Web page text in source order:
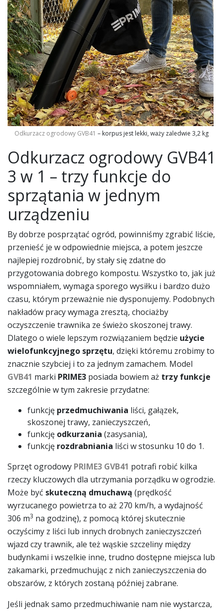
Odkurzacz ogrodowy GVB41 – korpus jest lekki, waży zaledwie 3,2 kg
Odkurzacz ogrodowy GVB41
3 w 1 – trzy funkcje do
sprzątania w jednym
urządzeniu
By dobrze posprzątać ogród, powinniśmy zgrabić liście,
przenieść je w odpowiednie miejsca, a potem jeszcze
najlepiej rozdrobnić, by stały się zdatne do
przygotowania dobrego kompostu. Wszystko to, jak już
wspomniałem, wymaga sporego wysiłku i bardzo dużo
czasu, którym przeważnie nie dysponujemy. Podobnych
nakładów pracy wymaga zresztą, chociażby
oczyszczenie trawnika ze świeżo skoszonej trawy.
Dlatego o wiele lepszym rozwiązaniem będzie użycie
wielofunkcyjnego sprzętu, dzięki któremu zrobimy to
znacznie szybciej i to za jednym zamachem. Model
GVB41 marki PRIME3 posiada bowiem aż trzy funkcje
szczególnie w tym zakresie przydatne:
funkcję przedmuchiwania liści, gałązek,
skoszonej trawy, zanieczyszczeń,
funkcję odkurzania (zasysania),
funkcję rozdrabniania liści w stosunku 10 do 1.
Sprzęt ogrodowy PRIME3 GVB41 potrafi robić kilka
rzeczy kluczowych dla utrzymania porządku w ogrodzie.
Może być skuteczną dmuchawą (prędkość
wyrzucanego powietrza to aż 270 km/h, a wydajność
306 m3 na godzinę), z pomocą której skutecznie
oczyścimy z liści lub innych drobnych zanieczyszczeń
wjazd czy trawnik, ale też wąskie szczeliny między
budynkami i wszelkie inne, trudno dostępne miejsca lub
zakamarki, przedmuchując z nich zanieczyszczenia do
obszarów, z których zostaną później zabrane.
Jeśli jednak samo przedmuchiwanie nam nie wystarcza,